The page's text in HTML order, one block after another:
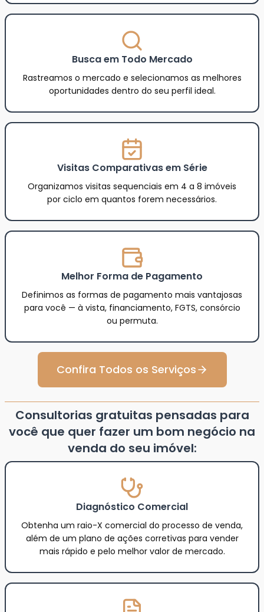
Busca em Todo Mercado
Rastreamos o mercado e selecionamos as melhores
oportunidades dentro do seu perfil ideal.
Visitas Comparativas em Série
Organizamos visitas sequenciais em 4 a 8 imóveis
por ciclo em quantos forem necessários.
Melhor Forma de Pagamento
Definimos as formas de pagamento mais vantajosas
para você — à vista, financiamento, FGTS, consórcio
ou permuta.
Confira Todos os Serviços
Consultorias gratuitas pensadas para
você que quer fazer um bom negócio na
venda do seu imóvel:
Diagnóstico Comercial
Obtenha um raio-X comercial do processo de venda,
além de um plano de ações corretivas para vender
mais rápido e pelo melhor valor de mercado.